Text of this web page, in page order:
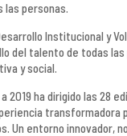
las personas.
Institucional y
del talento de todas
y social.
2019 ha dirigido las 28
transformadora
Un entorno innovador,